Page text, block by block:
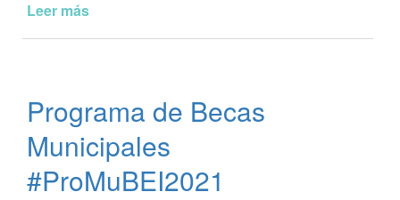
Leer más
Programa de Becas
Municipales
#ProMuBEI2021